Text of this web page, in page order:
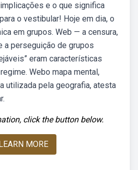
e o que significa
o vestibular! Hoje em dia, o
em grupos. Web — a censura,
a perseguição de grupos
eram características
Webo mapa mental,
utilizada pela geografia, atesta
click the button below.
MORE